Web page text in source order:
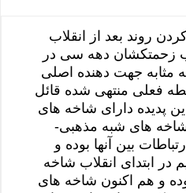
روند بعد از انقلاب
زحمتکشان دهه سی در
مثابه جهت دهنده اصلی
فعلی منتهی شده قائل
پدیده دارای شاخه های
شاخه های شبه مذهبی-
بین آنها بوده و
در ابتدای انقلاب شاخه
و هم اکنون شاخه های